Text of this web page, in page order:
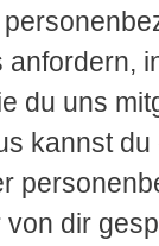
anfordern,
du uns
kannst du
von dir